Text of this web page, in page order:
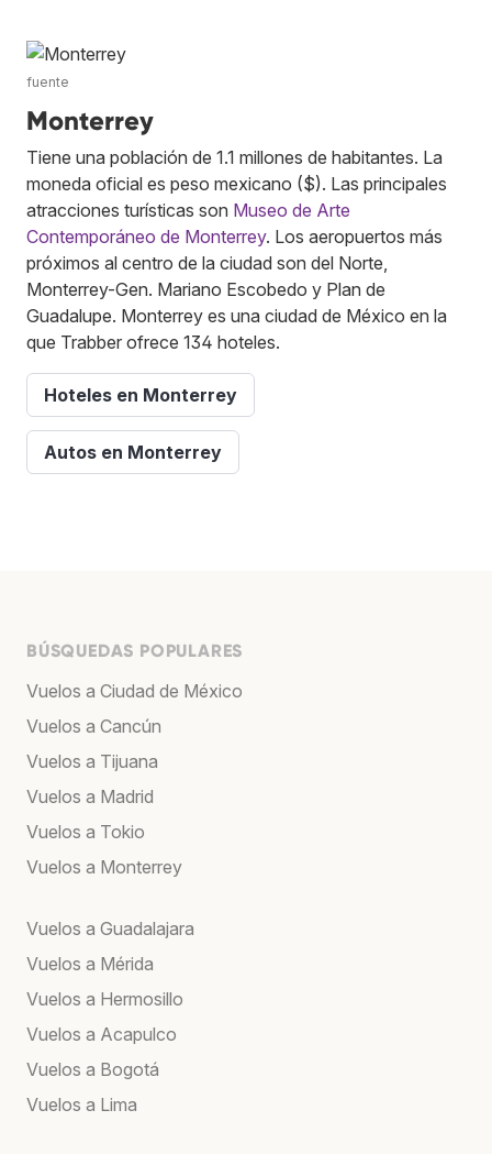
fuente
Monterrey
Tiene una población de 1.1 millones de habitantes. La
moneda oficial es peso mexicano ($). Las principales
atracciones turísticas son Museo de Arte
Contemporáneo de Monterrey. Los aeropuertos más
próximos al centro de la ciudad son del Norte,
Monterrey-Gen. Mariano Escobedo y Plan de
Guadalupe. Monterrey es una ciudad de México en la
que Trabber ofrece 134 hoteles.
Hoteles en Monterrey
Autos en Monterrey
BÚSQUEDAS POPULARES
Vuelos a Ciudad de México
Vuelos a Cancún
Vuelos a Tijuana
Vuelos a Madrid
Vuelos a Tokio
Vuelos a Monterrey
Vuelos a Guadalajara
Vuelos a Mérida
Vuelos a Hermosillo
Vuelos a Acapulco
Vuelos a Bogotá
Vuelos a Lima